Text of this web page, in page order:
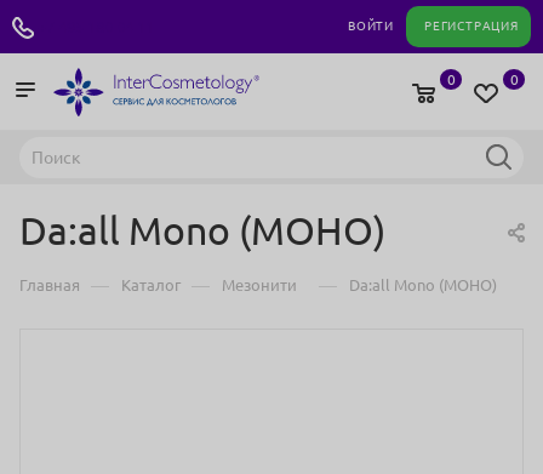
ВОЙТИ РЕГИСТРАЦИЯ
0
0
Da:all Mono (МОНО)
Главная — Каталог — Мезонити — Da:all Mono (МОНО)